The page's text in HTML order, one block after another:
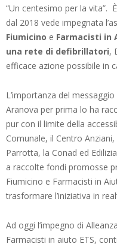
“Un centesimo per la vita”.
dal 2018 vede impegnata
Fiumicino e Farmacisti in
una rete di defibrillatori,
efficace azione possibile in
L’importanza del
Aranova per prima lo ha
pur con il limite della
Comunale, il Centro
Parrotta, la Conad ed
a raccolte fondi promosse
Fiumicino e Farmacisti in
trasformare l’iniziativa in
Ad oggi l’impegno di
Farmacisti in aiuto ETS,